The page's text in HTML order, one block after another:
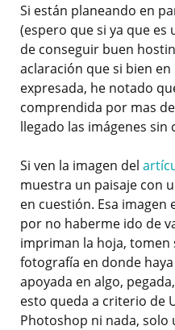
Si están planeando en
(espero que si ya que
de conseguir buen
aclaración que si bien
expresada, he notado
comprendida por mas
llegado las imágenes
Si ven la imagen del
muestra un paisaje con
en cuestión. Esa
por no haberme ido de
impriman la hoja, tomen
fotografía en donde
apoyada en algo,
esto queda a criterio de
Photoshop ni nada, solo